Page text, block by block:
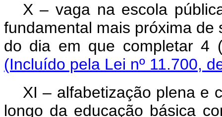
X – vaga na escola
fundamental mais próxima
do dia em que
(Incluído pela Lei nº 11.700,
XI – alfabetização plena e
longo da educação básica